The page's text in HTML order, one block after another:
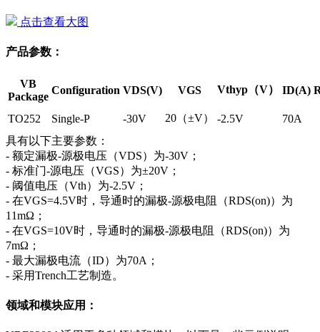
点击查看大图
产品参数：
VB
Package
Configuration VDS(V) VGS Vthyp（V） ID(A)
TO252 Single-P -30V 20（±V） -2.5V
70A
具有以下主要参数：
- 额定漏极-源极电压（VDS）为-30V；
- 标准门-源电压（VGS）为±20V；
- 阈值电压（Vth）为-2.5V；
- 在VGS=4.5V时，导通时的漏极-源极电阻（RDS(on)）为
11mΩ；
- 在VGS=10V时，导通时的漏极-源极电阻（RDS(on)）为
7mΩ；
- 最大漏极电流（ID）为70A；
- 采用Trench工艺制造。
领域和模块应用：